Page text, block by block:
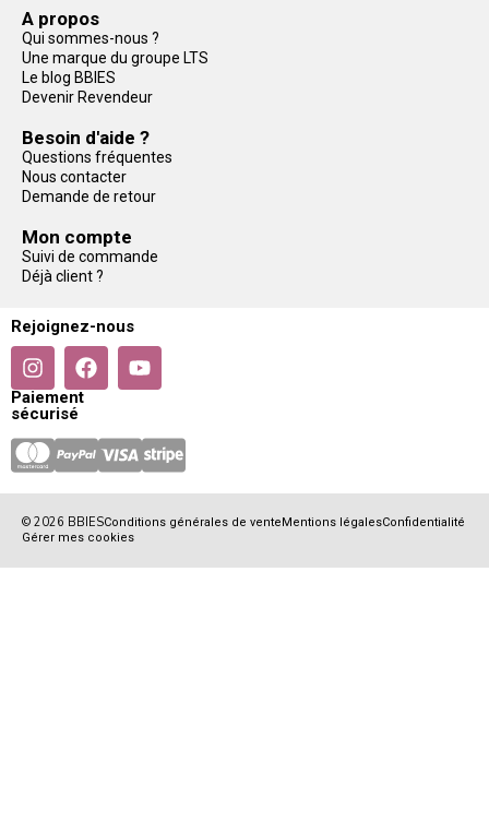
A propos
Qui sommes-nous ?
Une marque du groupe LTS
Le blog BBIES
Devenir Revendeur
Besoin d'aide ?
Questions fréquentes
Nous contacter
Demande de retour
Mon compte
Suivi de commande
Déjà client ?
Rejoignez-nous
Paiement
sécurisé
© 2026 BBIESConditions générales de vente Mentions légalesConfidentialité
Gérer mes cookies